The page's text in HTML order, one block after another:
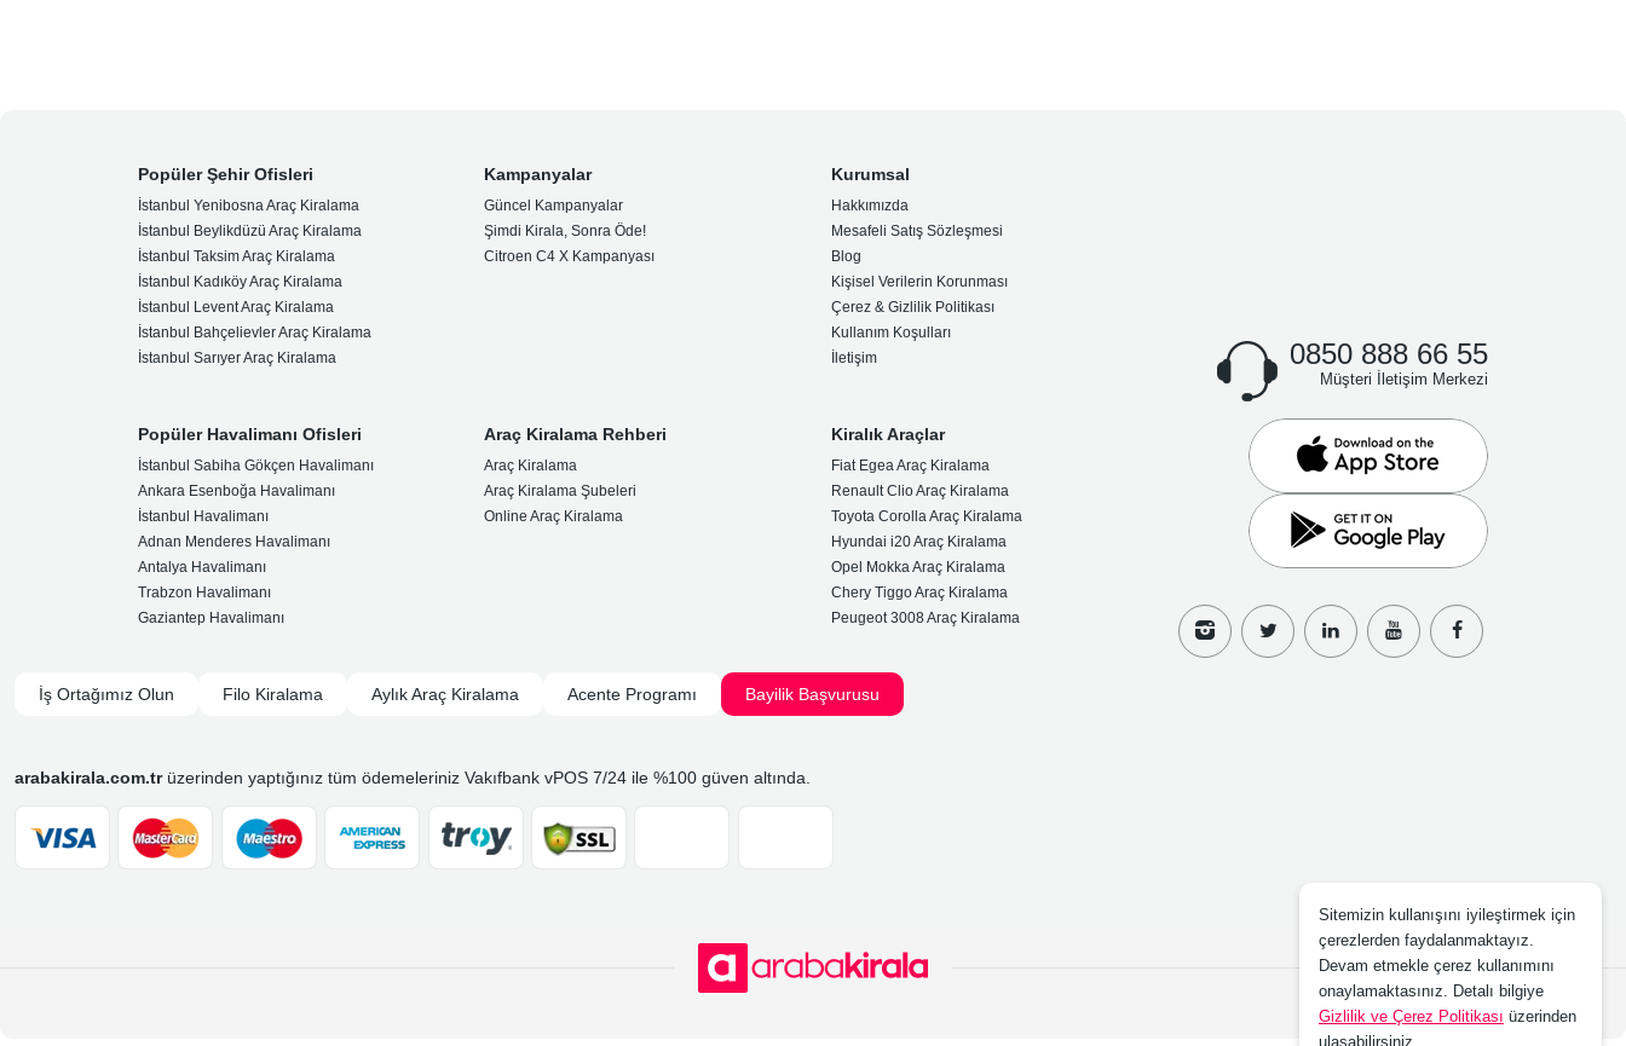
Popüler Şehir Ofisleri
İstanbul Yenibosna Araç Kiralama
İstanbul Beylikdüzü Araç Kiralama
İstanbul Taksim Araç Kiralama
İstanbul Kadıköy Araç Kiralama
İstanbul Levent Araç Kiralama
İstanbul Bahçelievler Araç Kiralama
İstanbul Sarıyer Araç Kiralama
Kampanyalar
Güncel Kampanyalar
Şimdi Kirala, Sonra Öde!
Citroen C4 X Kampanyası
Kurumsal
Hakkımızda
Mesafeli Satış Sözleşmesi
Blog
Kişisel Verilerin Korunması
Çerez & Gizlilik Politikası
Kullanım Koşulları
İletişim
Popüler Havalimanı Ofisleri
İstanbul Sabiha Gökçen Havalimanı
Ankara Esenboğa Havalimanı
İstanbul Havalimanı
Adnan Menderes Havalimanı
Antalya Havalimanı
Trabzon Havalimanı
Gaziantep Havalimanı
Araç Kiralama Rehberi
Araç Kiralama
Araç Kiralama Şubeleri
Online Araç Kiralama
Kiralık Araçlar
Fiat Egea Araç Kiralama
Renault Clio Araç Kiralama
Toyota Corolla Araç Kiralama
Hyundai i20 Araç Kiralama
Opel Mokka Araç Kiralama
Chery Tiggo Araç Kiralama
Peugeot 3008 Araç Kiralama
0850 888 66 55
Müşteri İletişim Merkezi
İş Ortağımız Olun Filo Kiralama Aylık Araç Kiralama Acente Programı Bayilik Başvurusu
arabakirala.com.trüzerinden yaptığınız tüm ödemeleriniz Vakıfbank vPOS 7/24 ile %100 güven altında.
Sitemizin kullanışını iyileştirmek için
çerezlerden faydalanmaktayız.
Devam etmekle çerez kullanımını
onaylamaktasınız. Detalı bilgiye
Gizlilik ve Çerez Politikası üzerinden
ulaşabilirsiniz.